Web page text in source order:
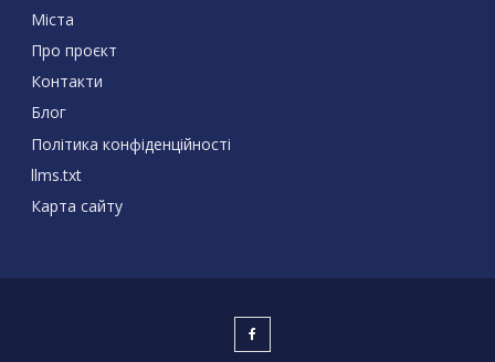
Міста
Про проєкт
Контакти
Блог
Політика конфіденційності
llms.txt
Карта сайту